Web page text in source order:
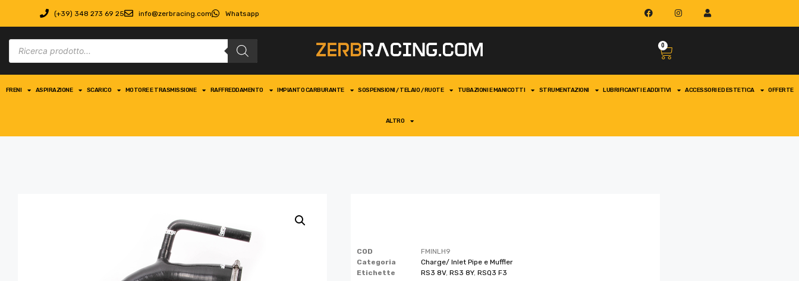
(+39) 348 273 69 25 info@zerbracing.com Whatsapp
0
FRENI ASPIRAZIONE SCARICO MOTORE E TRASMISSIONE RAFFREDDAMENTO IMPIANTO CARBURANTE SOSPENSIONI / TELAIO / RUOTE TUBAZIONI E MANICOTTI STRUMENTAZIONI LUBRIFICANTI E ADDITIVI ACCESSORI ED ESTETICA OFFERTE
ALTRO
COD
FMINLH9
Categoria
Charge/ Inlet Pipe e Muffler
Etichette
RS3 8V, RS3 8Y, RSQ3 F3